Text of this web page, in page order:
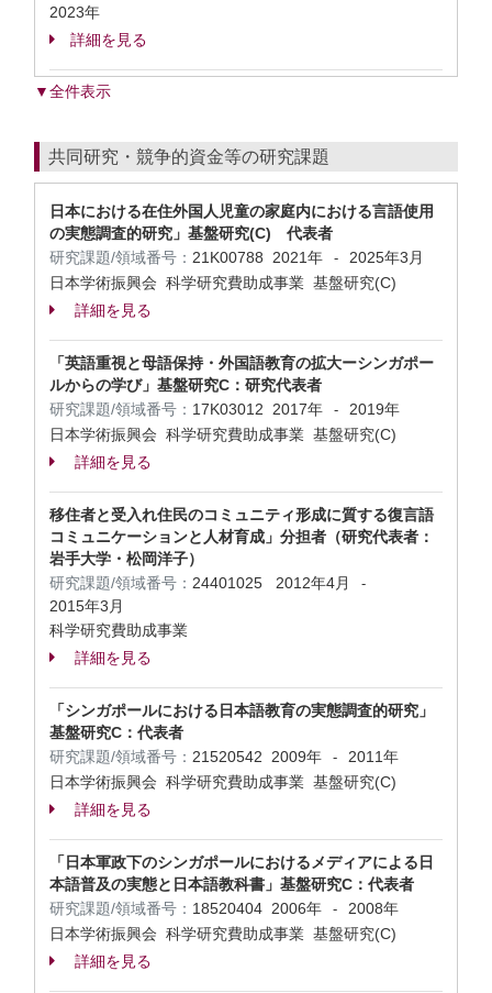
2023年
詳細を見る
▼全件表示
共同研究・競争的資金等の研究課題
日本における在住外国人児童の家庭内における言語使用
の実態調査的研究」基盤研究(C) 代表者
研究課題/領域番号： 21K00788 2021年 -
2025年3月
日本学術振興会 科学研究費助成事業 基盤研究(C)
詳細を見る
「英語重視と母語保持・外国語教育の拡大ーシンガポー
ルからの学び」基盤研究C：研究代表者
研究課題/領域番号： 17K03012 2017年 -
2019年
日本学術振興会 科学研究費助成事業 基盤研究(C)
詳細を見る
移住者と受入れ住民のコミュニティ形成に質する復言語
コミュニケーションと人材育成」分担者（研究代表者：
岩手大学・松岡洋子）
研究課題/領域番号： 24401025 2012年4月 -
2015年3月
科学研究費助成事業
詳細を見る
「シンガポールにおける日本語教育の実態調査的研究」
基盤研究C：代表者
研究課題/領域番号： 21520542 2009年 -
2011年
日本学術振興会 科学研究費助成事業 基盤研究(C)
詳細を見る
「日本軍政下のシンガポールにおけるメディアによる日
本語普及の実態と日本語教科書」基盤研究C：代表者
研究課題/領域番号： 18520404 2006年 -
2008年
日本学術振興会 科学研究費助成事業 基盤研究(C)
詳細を見る